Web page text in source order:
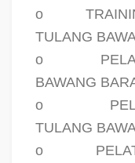
o
TULANG
o
BAWANG
o
TULANG
o